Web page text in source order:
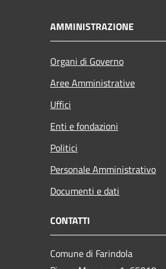
AMMINISTRAZIONE
Organi di Governo
Aree Amministrative
Uffici
Enti e fondazioni
Politici
Personale Amministrativo
Documenti e dati
CONTATTI
Comune di Farindola